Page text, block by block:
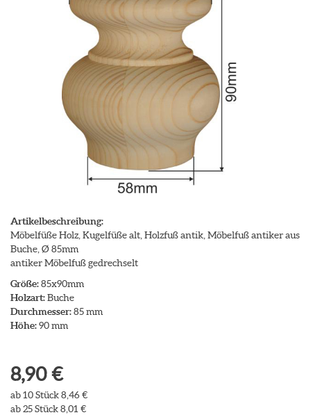
Artikelbeschreibung:
Möbelfüße Holz, Kugelfüße alt, Holzfuß antik, Möbelfuß antiker aus
Buche, Ø 85mm
antiker Möbelfuß gedrechselt
Größe:85x90mm
Holzart:Buche
Durchmesser:85 mm
Höhe:90 mm
8,90 €
ab 10 Stück 8,46 €
ab 25 Stück 8,01 €